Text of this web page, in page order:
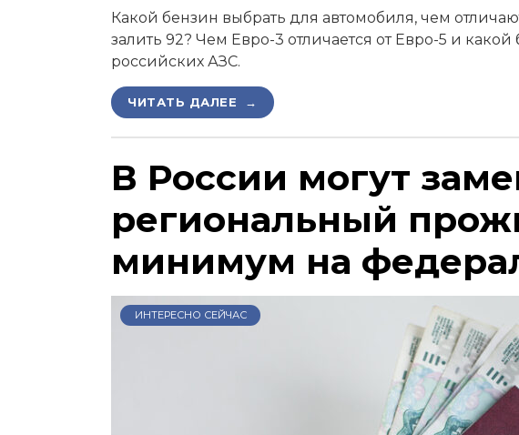
Какой бензин выбрать для автомобиля, чем
залить 92? Чем Евро-3 отличается от Евро-5 и
российских АЗС.
ЧИТАТЬ ДАЛЕЕ →
В России могут
региональный
минимум на
ИНТЕРЕСНО СЕЙЧАС